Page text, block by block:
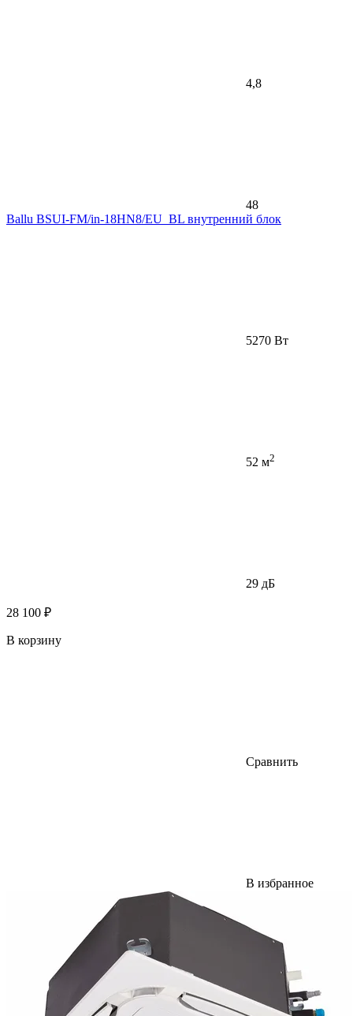
4,8
48
Ballu BSUI-FM/in-18HN8/EU_BL внутренний блок
5270 Вт
52 м2
29 дБ
28 100 ₽
В корзину
Сравнить
В избранное